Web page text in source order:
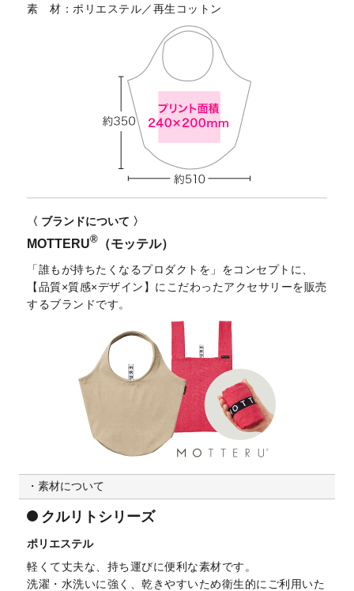
素 材 ポリエステル／再生コットン
〈 ブランドについて 〉
MOTTERU® （モッテル）
「誰もが持ちたくなるプロダクトを」をコンセプトに、
【品質×質感×デザイン】にこだわったアクセサリーを販売
するブランドです。
素材について
クルリトシリーズ
ポリエステル
軽くて丈夫な、持ち運びに便利な素材です。
洗濯・水洗いに強く、乾きやすいため衛生的にご利用いた